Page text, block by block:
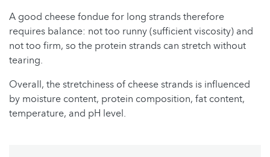
A good cheese fondue for long strands therefore
requires balance: not too runny (sufficient viscosity) and
not too firm, so the protein strands can stretch without
tearing.
Overall, the stretchiness of cheese strands is influenced
by moisture content, protein composition, fat content,
temperature, and pH level.